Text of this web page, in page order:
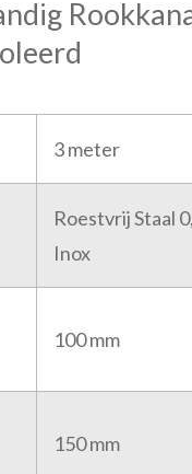
3 meter
Roestvrij Staal
Inox
100 mm
150 mm